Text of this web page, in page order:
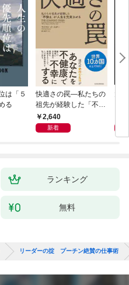
は「５
る
快適さの罠―私たちの
祖先が経験した「不快
さ」が人生を充実させ
る
2,640
新着
ランキング
無料
リーダーの掟 プーチン絶賛の仕事術